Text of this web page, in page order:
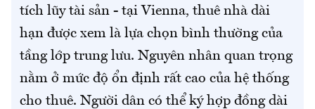
tích lũy tài sản - tại Vienna, thuê nhà dài
hạn được xem là lựa chọn bình thường của
tầng lớp trung lưu. Nguyên nhân quan trọng
nằm ở mức độ ổn định rất cao của hệ thống
cho thuê. Người dân có thể ký hợp đồng dài